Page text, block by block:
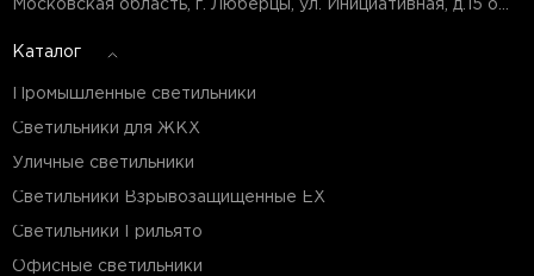
Каталог
Промышленные светильники
Светильники для ЖКХ
Уличные светильники
Светильники Взрывозащищенные EX
Светильники Грильято
Офисные светильники